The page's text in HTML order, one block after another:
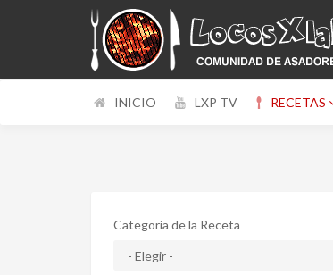
INICIO LXP TV RECETAS
Categoría de la Receta